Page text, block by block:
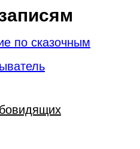
по сказочным